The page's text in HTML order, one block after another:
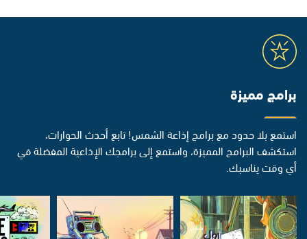
برامج مميزة
استمع بلا حدود مع برامج إذاعة الشمس! تابع أحدث الحوارات،
استكشف البرامج المميزة، واستمع إلى برامجك الإذاعية المفضلة في
أي وقت يناسبك.